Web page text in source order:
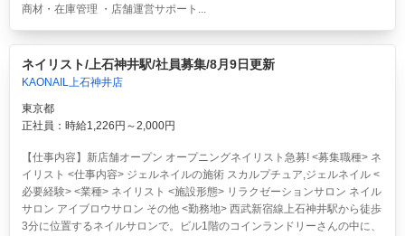
商材・在庫管理 ・店舗運営サポート...
ネイリスト/上石神井駅/社員募集/8月9日更新
KAONAIL上石神井店
東京都
正社員：時給1,226円～2,000円
【仕事内容】新店舗オープン オープニングネイリスト急募! <募集職種> ネ
イリスト <仕事内容> ジェルネイルの施術 スカルプチュア,ジェルネイル <
必要経験> <業種> ネイリスト <施設形態> リラクゼーションサロン ネイル
サロン アイブロウサロン その他 <勤務地> 西武新宿線上石神井駅から徒歩
3分に位置するネイルサロンで。ビル1階のコインランドリーさんの中に、